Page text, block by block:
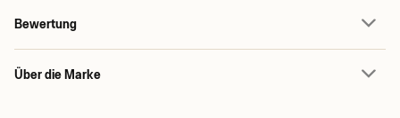
Bewertung
Über die Marke